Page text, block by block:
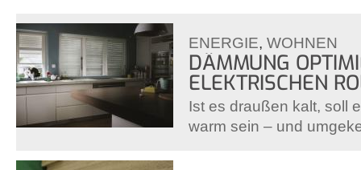
ENERGIE, WOHNEN
DÄMMUNG
ELEKTRISCHEN
Ist es draußen kalt, soll
warm sein – und